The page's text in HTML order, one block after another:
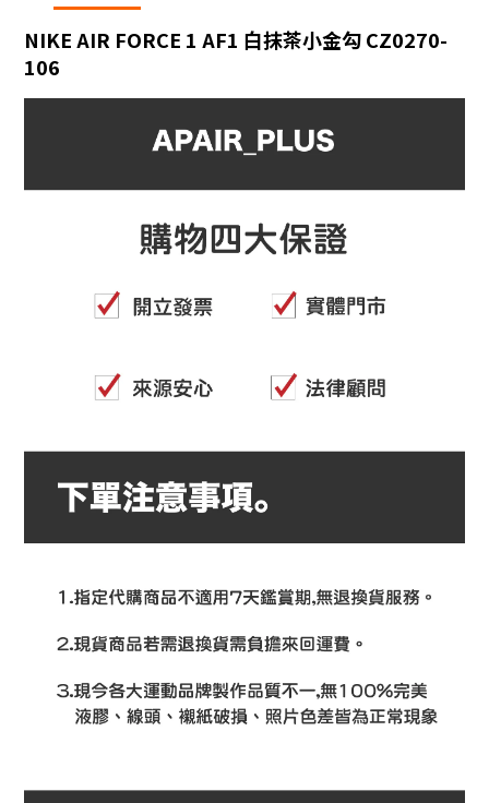
NIKE AIR FORCE 1 AF1 白抹茶小金勾 CZ0270-
106